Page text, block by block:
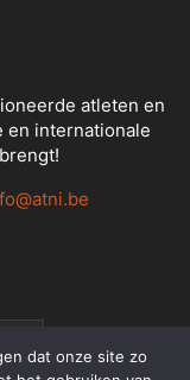
atleten en
en internationale
dat onze site zo